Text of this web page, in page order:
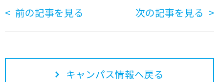
前の記事を見る 次の記事を見る
キャンパス情報へ戻る